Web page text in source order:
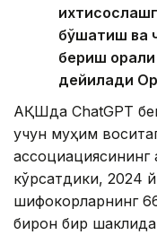
бўшатиш ва
бериш
дейилади
АҚШда ChatGPT
учун муҳим
ассоциациясининг
кўрсатдики, 2024
шифокорларнинг
бирон бир